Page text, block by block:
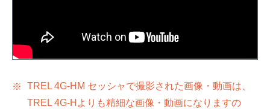
TREL 4G-HM セッシャで撮影された画像・動画は、
TREL 4G-Hよりも精細な画像・動画になりますの